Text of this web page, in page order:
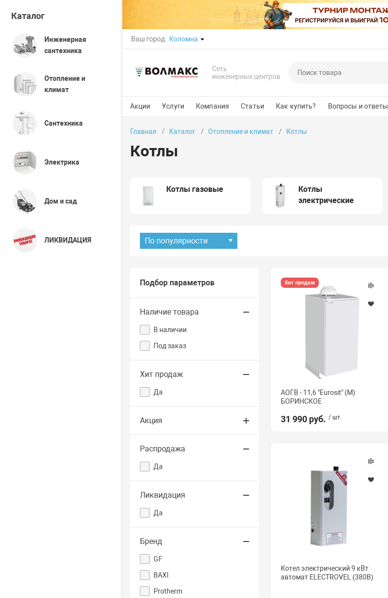
Ваш город: Коломна
Сеть
инженерных центров
Акции Услуги Компания Статьи Как купить? Вопросы и ответы
Каталог
Инженерная
сантехника
Отопление и
климат
Сантехника
Электрика
Дом и сад
ЛИКВИДАЦИЯ
Главная Каталог Отопление и климат Котлы
Котлы
Котлы газовые
Котлы
электрические
По популярности
Подбор параметров
Наличие товара
В наличии
Под заказ
Хит продаж
Да
Акция
Распродажа
Да
Ликвидация
Да
Бренд
GF
BAXI
Protherm
Хит продаж
АОГВ - 11,6 "Eurosit" (М)
БОРИНСКОЕ
31 990 руб. / шт.
Котел электрический 9 кВт
автомат ELECTROVEL (380В)